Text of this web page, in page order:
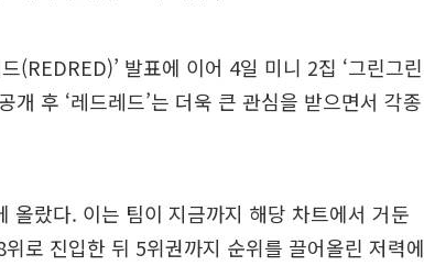
(REDRED)’ 발표에 이어 4일 미니 2집 ‘그린그린
개 후 ‘레드레드’는 더욱 큰 관심을 받으면서 각종
올랐다. 이는 팀이 지금까지 해당 차트에서 거둔
로 진입한 뒤 5위권까지 순위를 끌어올린 저력에